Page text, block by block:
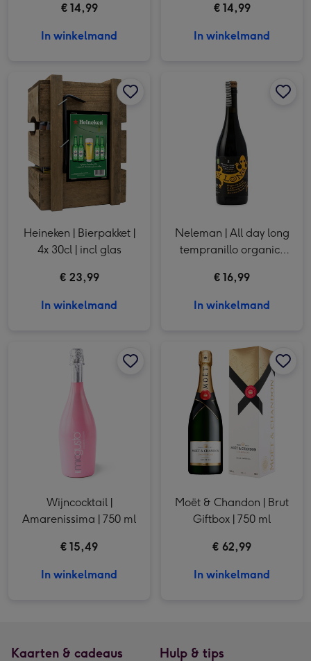
€ 14,99
In winkelmand
€ 14,99
In winkelmand
Heineken | Bierpakket |
4x 30cl | incl glas
€ 23,99
In winkelmand
Neleman | All day long
tempranillo organic |
€ 16,99
In winkelmand
Wijncocktail |
Amarenissima | 750 ml
€ 15,49
In winkelmand
Moët & Chandon | Brut
Giftbox | 750 ml
€ 62,99
In winkelmand
Kaarten & cadeaus Hulp & tips